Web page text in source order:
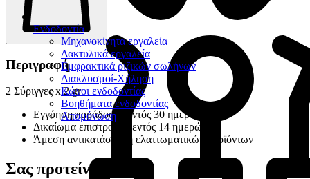
Ενδοδοντία
Μηχανοκίνητα εργαλεία
Δακτυλικά εργαλεία
Εμφρακτικά ριζικών σωλήνων
Διακλυσμοί-Χήληση
Κώνοι ενδοδοντίας
Βοηθήματα ενδοδοντίας
Απομόνωση
Περιγραφή
2 Σύριγγες x 2 gr
Εγγύηση παράδοσης εντός 30 ημερών
Δικαίωμα επιστροφής εντός 14 ημερών
Άμεση αντικατάσταση ελαττωματικών προϊόντων
Σας προτείνουμε